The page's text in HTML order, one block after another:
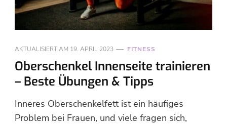
AKTUALISIERT AM 19. APRIL 2023 FITNESS
Oberschenkel Innenseite trainieren
– Beste Übungen & Tipps
Inneres Oberschenkelfett ist ein häufiges
Problem bei Frauen, und viele fragen sich,